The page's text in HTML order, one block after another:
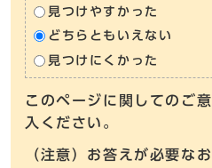
見つけやすかった
どちらともいえない
見つけにくかった
このページに関してのご
入ください。
（注意）お答えが必要な